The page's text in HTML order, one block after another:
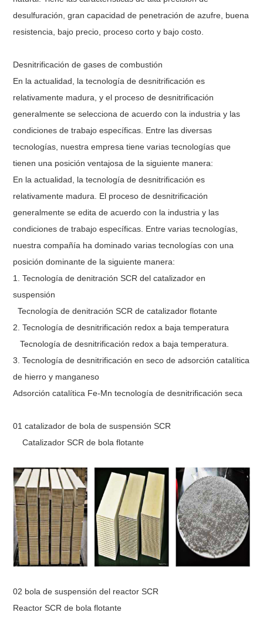
desulfuración, gran capacidad de penetración de azufre, buena
resistencia, bajo precio, proceso corto y bajo costo.
Desnitrificación de gases de combustión
En la actualidad, la tecnología de desnitrificación es
relativamente madura, y el proceso de desnitrificación
generalmente se selecciona de acuerdo con la industria y las
condiciones de trabajo específicas. Entre las diversas
tecnologías, nuestra empresa tiene varias tecnologías que
tienen una posición ventajosa de la siguiente manera:
En la actualidad, la tecnología de desnitrificación es
relativamente madura. El proceso de desnitrificación
generalmente se edita de acuerdo con la industria y las
condiciones de trabajo específicas. Entre varias tecnologías,
nuestra compañía ha dominado varias tecnologías con una
posición dominante de la siguiente manera:
1. Tecnología de denitración SCR del catalizador en
suspensión
Tecnología de denitración SCR de catalizador flotante
2. Tecnología de desnitrificación redox a baja temperatura
Tecnología de desnitrificación redox a baja temperatura.
3. Tecnología de desnitrificación en seco de adsorción catalítica
de hierro y manganeso
Adsorción catalítica Fe-Mn tecnología de desnitrificación seca
01 catalizador de bola de suspensión SCR
Catalizador SCR de bola flotante
02 bola de suspensión del reactor SCR
Reactor SCR de bola flotante